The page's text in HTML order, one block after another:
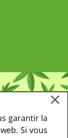
garantir la
Si vous